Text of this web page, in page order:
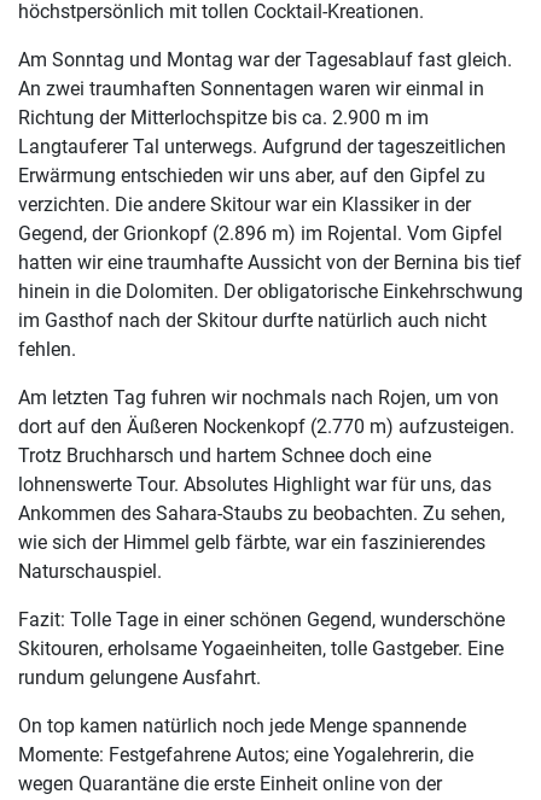
höchstpersönlich mit tollen Cocktail-Kreationen.
Am Sonntag und Montag war der Tagesablauf fast gleich.
An zwei traumhaften Sonnentagen waren wir einmal in
Richtung der Mitterlochspitze bis ca. 2.900 m im
Langtauferer Tal unterwegs. Aufgrund der tageszeitlichen
Erwärmung entschieden wir uns aber, auf den Gipfel zu
verzichten. Die andere Skitour war ein Klassiker in der
Gegend, der Grionkopf (2.896 m) im Rojental. Vom Gipfel
hatten wir eine traumhafte Aussicht von der Bernina bis tief
hinein in die Dolomiten. Der obligatorische Einkehrschwung
im Gasthof nach der Skitour durfte natürlich auch nicht
fehlen.
Am letzten Tag fuhren wir nochmals nach Rojen, um von
dort auf den Äußeren Nockenkopf (2.770 m) aufzusteigen.
Trotz Bruchharsch und hartem Schnee doch eine
lohnenswerte Tour. Absolutes Highlight war für uns, das
Ankommen des Sahara-Staubs zu beobachten. Zu sehen,
wie sich der Himmel gelb färbte, war ein faszinierendes
Naturschauspiel.
Fazit: Tolle Tage in einer schönen Gegend, wunderschöne
Skitouren, erholsame Yogaeinheiten, tolle Gastgeber. Eine
rundum gelungene Ausfahrt.
On top kamen natürlich noch jede Menge spannende
Momente: Festgefahrene Autos; eine Yogalehrerin, die
wegen Quarantäne die erste Einheit online von der